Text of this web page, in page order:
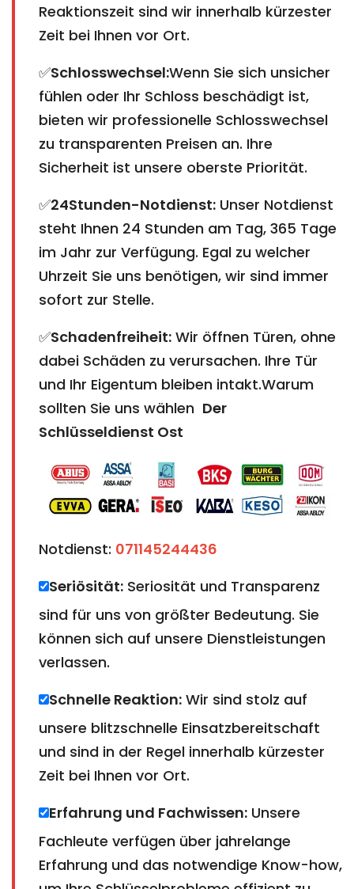
Reaktionszeit sind wir innerhalb kürzester
Zeit bei Ihnen vor Ort.
✅Schlosswechsel:Wenn Sie sich unsicher
fühlen oder Ihr Schloss beschädigt ist,
bieten wir professionelle Schlosswechsel
zu transparenten Preisen an. Ihre
Sicherheit ist unsere oberste Priorität.
✅24Stunden-Notdienst: Unser Notdienst
steht Ihnen 24 Stunden am Tag, 365 Tage
im Jahr zur Verfügung. Egal zu welcher
Uhrzeit Sie uns benötigen, wir sind immer
sofort zur Stelle.
✅Schadenfreiheit: Wir öffnen Türen, ohne
dabei Schäden zu verursachen. Ihre Tür
und Ihr Eigentum bleiben intakt.Warum
sollten Sie uns wählen Der
Schlüsseldienst Ost
Notdienst: 071145244436
Seriösität: Seriosität und Transparenz
sind für uns von größter Bedeutung. Sie
können sich auf unsere Dienstleistungen
verlassen.
Schnelle Reaktion: Wir sind stolz auf
unsere blitzschnelle Einsatzbereitschaft
und sind in der Regel innerhalb kürzester
Zeit bei Ihnen vor Ort.
Erfahrung und Fachwissen: Unsere
Fachleute verfügen über jahrelange
Erfahrung und das notwendige Know-how,